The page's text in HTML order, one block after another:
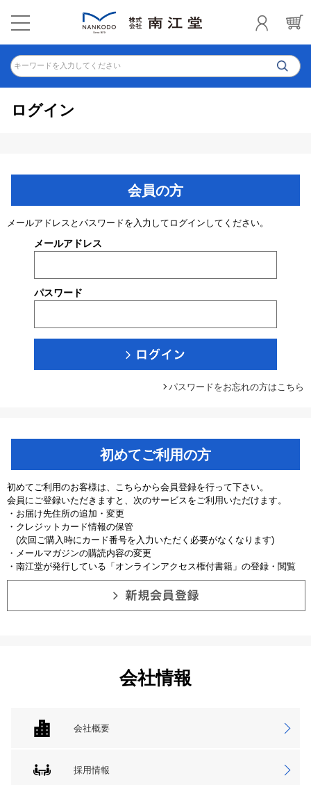
キーワードを入力してください
ログイン
会員の方
メールアドレスとパスワードを入力してログインしてください。
メールアドレス
パスワード
パスワードをお忘れの方はこちら
初めてご利用の方
初めてご利用のお客様は、こちらから会員登録を行って下さい。
会員にご登録いただきますと、次のサービスをご利用いただけます。
・お届け先住所の追加・変更
・クレジットカード情報の保管
(次回ご購入時にカード番号を入力いただく必要がなくなります)
・メールマガジンの購読内容の変更
・南江堂が発行している「オンラインアクセス権付書籍」の登録・閲覧
会社情報
会社概要
採用情報